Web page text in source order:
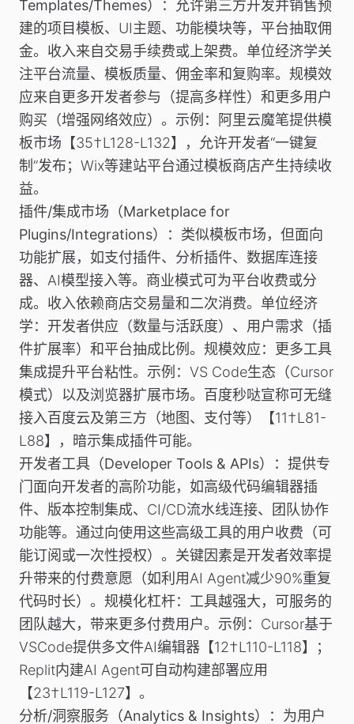
Templates/Themes）
：允许第三方开发并销售预
建的项目模板、UI主题、功能模块等，平台抽取佣
金。收入来自交易手续费或上架费。单位经济学关
注平台流量、模板质量、佣金率和复购率。规模效
应来自更多开发者参与（提高多样性）和更多用户
购买（增强网络效应）。 示例 ：阿里云魔笔提供模
板市场【35†L128-L132】，允许开发者“一键复
制”发布；Wix等建站平台通过模板商店产生持续收
益。
插件/集成市场（Marketplace for
Plugins/Integrations）
：类似模板市场，但面向
功能扩展，如支付插件、分析插件、数据库连接
器、AI模型接入等。商业模式可为平台收费或分
成。收入依赖商店交易量和二次消费。单位经济
学：开发者供应（数量与活跃度）、用户需求（插
件扩展率）和平台抽成比例。规模效应：更多工具
集成提升平台粘性。 示例 ：VS Code生态（Cursor
模式）以及浏览器扩展市场。百度秒哒宣称可无缝
接入百度云及第三方（地图、支付等）【11†L81-
L88】，暗示集成插件可能。
开发者工具（Developer Tools & APIs）
：提供专
门面向开发者的高阶功能，如高级代码编辑器插
件、版本控制集成、CI/CD流水线连接、团队协作
功能等。通过向使用这些高级工具的用户收费（可
能订阅或一次性授权）。关键因素是开发者效率提
升带来的付费意愿（如利用AI Agent减少90%重复
代码时长）。规模化杠杆：工具越强大，可服务的
团队越大，带来更多付费用户。 示例 ：Cursor基于
VSCode提供多文件AI编辑器【12†L110-L118】；
Replit内建AI Agent可自动构建部署应用
【23†L119-L127】。
分析/洞察服务（Analytics & Insights）
：为用户